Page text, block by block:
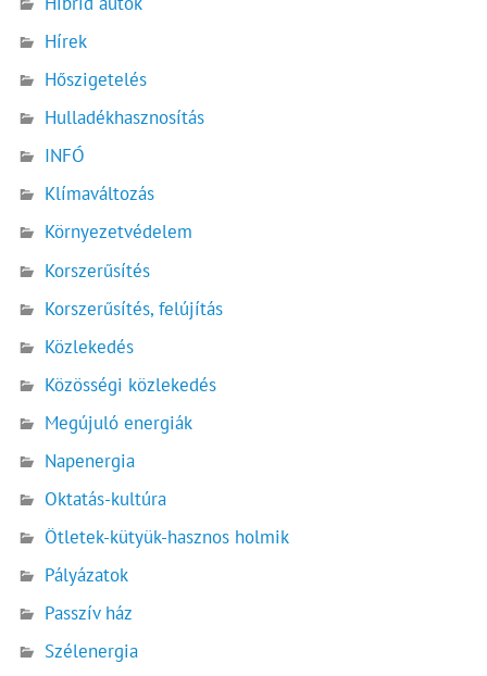
Hírek
Hőszigetelés
Hulladékhasznosítás
INFÓ
Klímaváltozás
Környezetvédelem
Korszerűsítés
Korszerűsítés, felújítás
Közlekedés
Közösségi közlekedés
Megújuló energiák
Napenergia
Oktatás-kultúra
Ötletek-kütyük-hasznos holmik
Pályázatok
Passzív ház
Szélenergia